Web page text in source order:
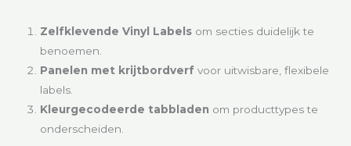
Zelfklevende Vinyl Labels om secties duidelijk te
benoemen.
Panelen met krijtbordverf voor uitwisbare, flexibele
labels.
Kleurgecodeerde tabbladen om producttypes te
onderscheiden.